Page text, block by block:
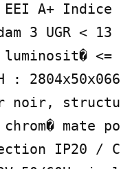
EEI A+
3 UGR
luminosit� <=
noir,
mate
IP20 /